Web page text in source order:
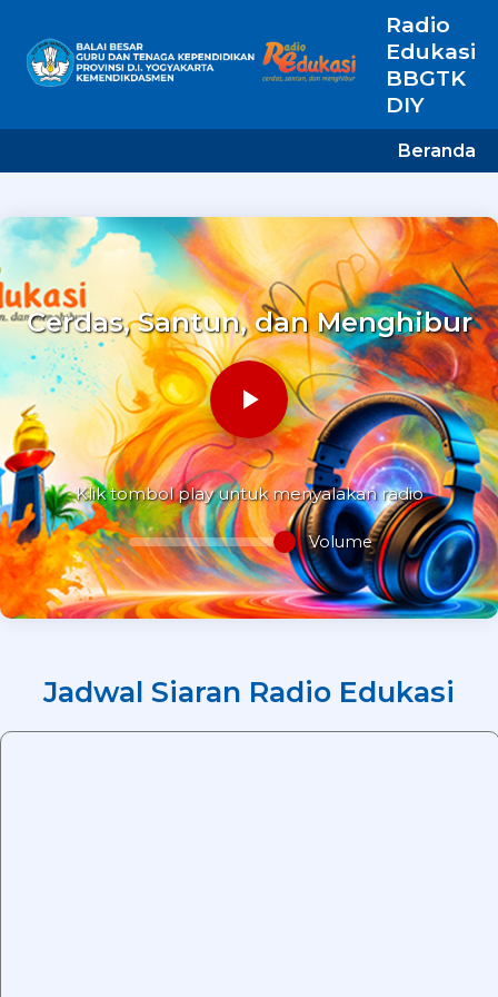
Radio
Edukasi
BBGTK
DIY
Beranda
Cerdas, Santun, dan Menghibur
Klik tombol play untuk menyalakan radio
Volume
Jadwal Siaran Radio Edukasi